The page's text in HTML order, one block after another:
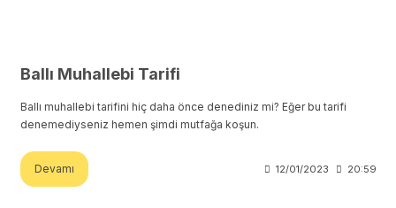
Ballı Muhallebi Tarifi
Ballı muhallebi tarifini hiç daha önce denediniz mi? Eğer bu tarifi
denemediyseniz hemen şimdi mutfağa koşun.
Devamı 12/01/2023 20:59